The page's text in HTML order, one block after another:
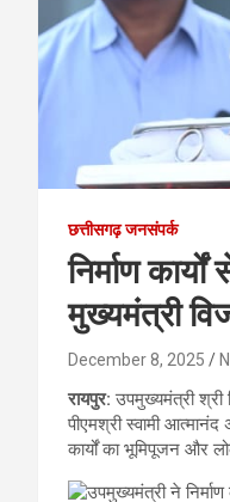
छत्तीसगढ़ जनसंपर्क
निर्माण
मुख्यमंत्री
December 8, 2025
रायपुर:उपमुख्यमंत्री श्री
पीएमश्री स्वामी आत्मानंद
कार्यों का भूमिपूजन और